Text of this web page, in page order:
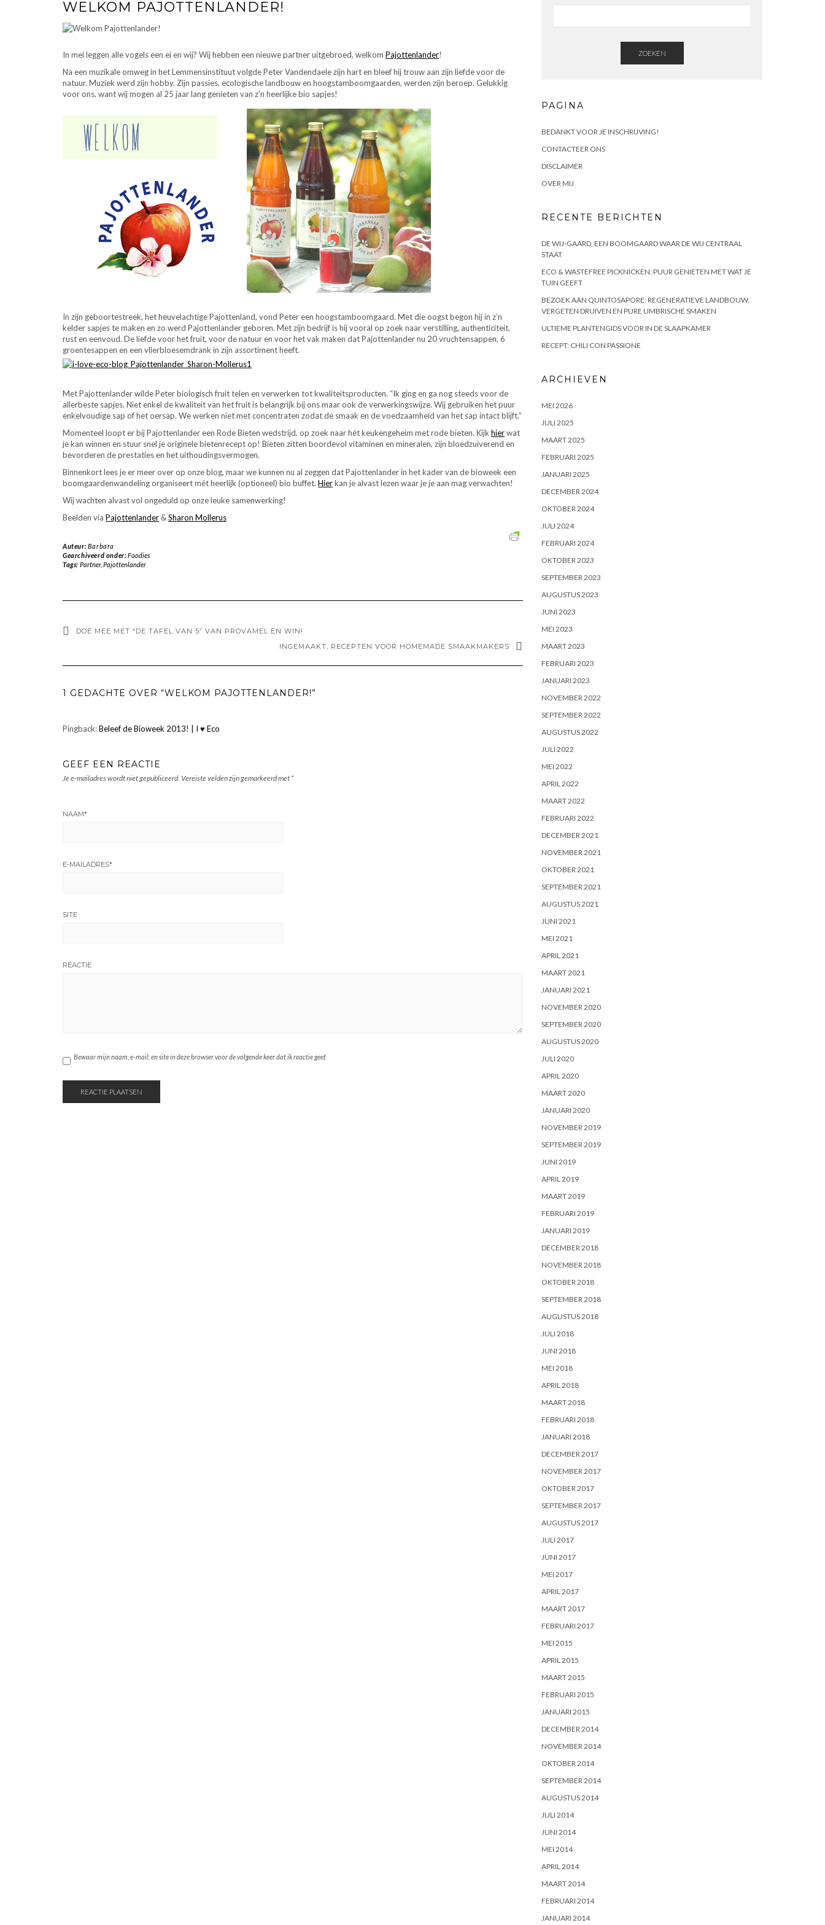
WELKOM PAJOTTENLANDER!
In mei leggen alle vogels een ei en wij? Wij hebben een nieuwe partner uitgebroed, welkom Pajottenlander!
Na een muzikale omweg in het Lemmensinstituut volgde Peter Vandendaele zijn hart en bleef hij trouw aan zijn liefde voor de
natuur. Muziek werd zijn hobby. Zijn passies, ecologische landbouw en hoogstamboomgaarden, werden zijn beroep. Gelukkig
voor ons, want wij mogen al 25 jaar lang genieten van z’n heerlijke bio sapjes!
In zijn geboortestreek, het heuvelachtige Pajottenland, vond Peter een hoogstamboomgaard. Met die oogst begon hij in z’n
kelder sapjes te maken en zo werd Pajottenlander geboren. Met zijn bedrijf is hij vooral op zoek naar verstilling, authenticiteit,
rust en eenvoud. De liefde voor het fruit, voor de natuur en voor het vak maken dat Pajottenlander nu 20 vruchtensappen, 6
groentesappen en een vlierbloesemdrank in zijn assortiment heeft.
Met Pajottenlander wilde Peter biologisch fruit telen en verwerken tot kwaliteitsproducten. “Ik ging en ga nog steeds voor de
allerbeste sapjes. Niet enkel de kwaliteit van het fruit is belangrijk bij ons maar ook de verwerkingswijze. Wij gebruiken het puur
enkelvoudige sap of het oersap. We werken niet met concentraten zodat de smaak en de voedzaamheid van het sap intact blijft.”
Momenteel loopt er bij Pajottenlander een Rode Bieten wedstrijd, op zoek naar hét keukengeheim met rode bieten. Kijk hierwat
je kan winnen en stuur snel je originele bietenrecept op! Bieten zitten boordevol vitaminen en mineralen, zijn bloedzuiverend en
bevorderen de prestaties en het uithoudingsvermogen.
Binnenkort lees je er meer over op onze blog, maar we kunnen nu al zeggen dat Pajottenlander in het kader van de bioweek een
boomgaardenwandeling organiseert mét heerlijk (optioneel) bio buffet. Hierkan je alvast lezen waar je je aan mag verwachten!
Wij wachten alvast vol ongeduld op onze leuke samenwerking!
Beelden via Pajottenlander &Sharon Mollerus
Auteur:Barbara
Gearchiveerd onder:Foodies
Tags: Partner, Pajottenlander
DOE MEE MET “DE TAFEL VAN 5” VAN PROVAMEL EN WIN!
INGEMAAKT, RECEPTEN VOOR HOMEMADE SMAAKMAKERS
1 GEDACHTE OVER “WELKOM PAJOTTENLANDER!”
Pingback:Beleef de Bioweek 2013! | I ♥ Eco
GEEF EEN REACTIE
Je e-mailadres wordt niet gepubliceerd. Vereiste velden zijn gemarkeerd met *
NAAM*
E-MAILADRES*
SITE
REACTIE
Bewaar mijn naam, e-mail, en site in deze browser voor de volgende keer dat ik reactie geef.
ZOEKEN
PAGINA
BEDANKT VOOR JE INSCHRIJVING!
CONTACTEER ONS
DISCLAIMER
OVER MIJ
RECENTE BERICHTEN
DE WIJ-GAARD, EEN BOOMGAARD WAAR DE WIJ CENTRAAL
STAAT
ECO & WASTEFREE PICKNICKEN: PUUR GENIETEN MET WAT JE
TUIN GEEFT
BEZOEK AAN QUINTOSAPORE: REGENERATIEVE LANDBOUW,
VERGETEN DRUIVEN EN PURE UMBRISCHE SMAKEN
ULTIEME PLANTENGIDS VOOR IN DE SLAAPKAMER
RECEPT: CHILI CON PASSIONE
ARCHIEVEN
MEI 2026
JULI 2025
MAART 2025
FEBRUARI 2025
JANUARI 2025
DECEMBER 2024
OKTOBER 2024
JULI 2024
FEBRUARI 2024
OKTOBER 2023
SEPTEMBER 2023
AUGUSTUS 2023
JUNI 2023
MEI 2023
MAART 2023
FEBRUARI 2023
JANUARI 2023
NOVEMBER 2022
SEPTEMBER 2022
AUGUSTUS 2022
JULI 2022
MEI 2022
APRIL 2022
MAART 2022
FEBRUARI 2022
DECEMBER 2021
NOVEMBER 2021
OKTOBER 2021
SEPTEMBER 2021
AUGUSTUS 2021
JUNI 2021
MEI 2021
APRIL 2021
MAART 2021
JANUARI 2021
NOVEMBER 2020
SEPTEMBER 2020
AUGUSTUS 2020
JULI 2020
APRIL 2020
MAART 2020
JANUARI 2020
NOVEMBER 2019
SEPTEMBER 2019
JUNI 2019
APRIL 2019
MAART 2019
FEBRUARI 2019
JANUARI 2019
DECEMBER 2018
NOVEMBER 2018
OKTOBER 2018
SEPTEMBER 2018
AUGUSTUS 2018
JULI 2018
JUNI 2018
MEI 2018
APRIL 2018
MAART 2018
FEBRUARI 2018
JANUARI 2018
DECEMBER 2017
NOVEMBER 2017
OKTOBER 2017
SEPTEMBER 2017
AUGUSTUS 2017
JULI 2017
JUNI 2017
MEI 2017
APRIL 2017
MAART 2017
FEBRUARI 2017
MEI 2015
APRIL 2015
MAART 2015
FEBRUARI 2015
JANUARI 2015
DECEMBER 2014
NOVEMBER 2014
OKTOBER 2014
SEPTEMBER 2014
AUGUSTUS 2014
JULI 2014
JUNI 2014
MEI 2014
APRIL 2014
MAART 2014
FEBRUARI 2014
JANUARI 2014